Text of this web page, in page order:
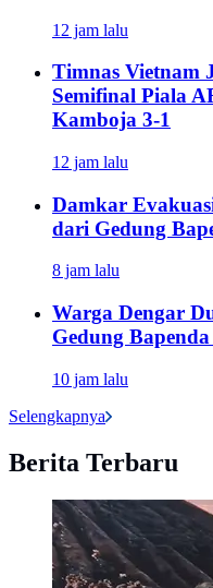
12 jam lalu
Timnas Vietnam
Semifinal Piala
Kamboja 3-1
12 jam lalu
Damkar
dari Gedung
8 jam lalu
Warga Dengar
Gedung
10 jam lalu
Selengkapnya
Berita Terbaru